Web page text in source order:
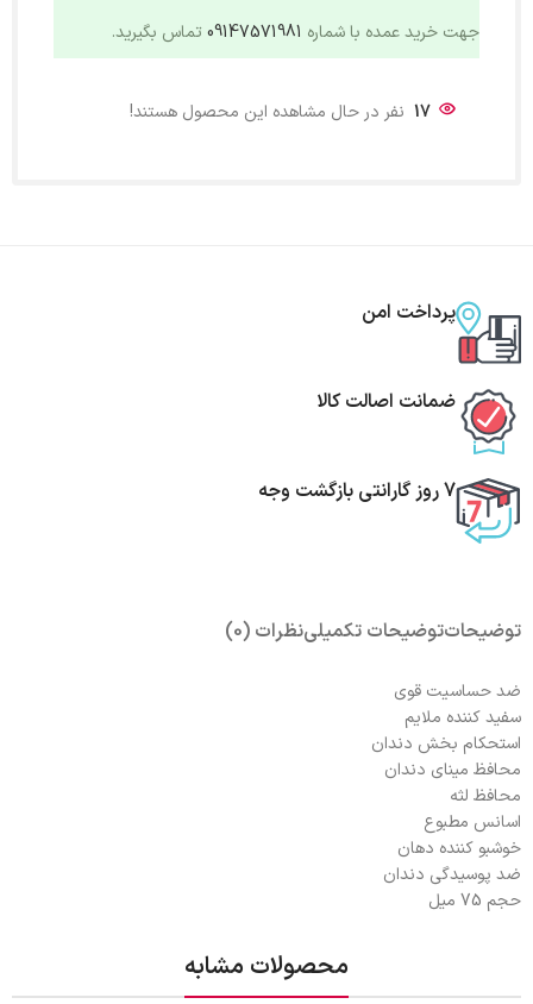
جهت خرید عمده با شماره 09147571981 تماس بگیرید.
17 نفر در حال مشاهده این محصول هستند!
پرداخت امن
ضمانت اصالت کالا
7 روز گارانتی بازگشت وجه
توضیحاتتوضیحات تکمیلینظرات (0)
ضد حساسیت قوی
سفید کننده ملایم
استحکام بخش دندان
محافظ مینای دندان
محافظ لثه
اسانس مطبوع
خوشبو کننده دهان
ضد پوسیدگی دندان
حجم 75 میل
محصولات مشابه